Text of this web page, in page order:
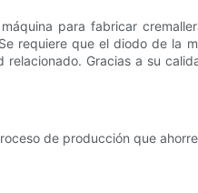
para fabricar
requiere que el diodo de la
Gracias a su
de producción que